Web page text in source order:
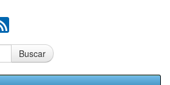
Buscar